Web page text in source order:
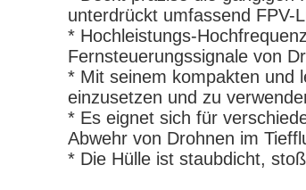
unterdrückt umfassend FPV-
* Hochleistungs-
Fernsteuerungssignale von
* Mit seinem kompakten und
einzusetzen und zu
* Es eignet sich für
Abwehr von Drohnen im
* Die Hülle ist staubdicht,